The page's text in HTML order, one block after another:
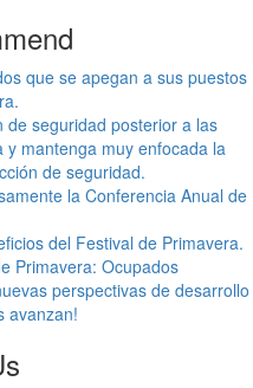
que se apegan a sus puestos
de seguridad posterior a las
mantenga muy enfocada la
de seguridad.
la Conferencia Anual de
del Festival de Primavera.
Primavera: Ocupados
perspectivas de desarrollo
avanzan!